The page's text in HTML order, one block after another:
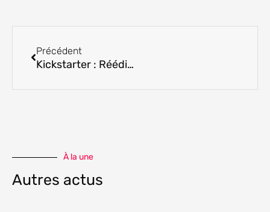
Précédent
Kickstarter : Réédition de Paperback en français
À la une
Autres actus